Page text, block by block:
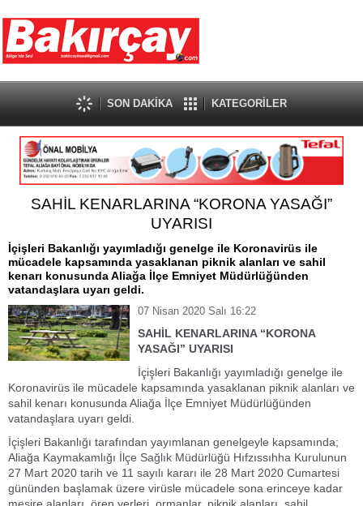
SON DAKİKA KATEGORİLER
SAHİL KENARLARINA “KORONA YASAĞI”
UYARISI
İçişleri Bakanlığı yayımladığı genelge ile Koronavirüs ile
mücadele kapsamında yasaklanan piknik alanları ve sahil
kenarı konusunda Aliağa İlçe Emniyet Müdürlüğünden
vatandaşlara uyarı geldi.
07 Nisan 2020 Salı 16:22
SAHİL KENARLARINA “KORONA
YASAĞI” UYARISI
İçişleri Bakanlığı yayımladığı genelge ile
Koronavirüs ile mücadele kapsamında yasaklanan piknik alanları ve
sahil kenarı konusunda Aliağa İlçe Emniyet Müdürlüğünden
vatandaşlara uyarı geldi.
İçişleri Bakanlığı tarafından yayımlanan genelgeyle kapsamında;
Aliağa Kaymakamlığı İlçe Sağlık Müdürlüğü Hıfzıssıhha Kurulunun
27 Mart 2020 tarih ve 11 sayılı kararı ile 28 Mart 2020 Cumartesi
gününden başlamak üzere virüsle mücadele sona erinceye kadar